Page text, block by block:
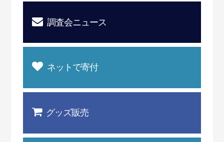
調査会ニュース
ネットで寄付
グッズ販売